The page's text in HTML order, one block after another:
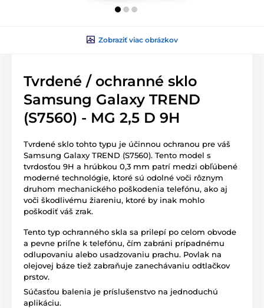
Zobraziť viac obrázkov
Tvrdené / ochranné sklo
Samsung Galaxy TREND
(S7560) - MG 2,5 D 9H
Tvrdené sklo tohto typu je účinnou ochranou pre váš
Samsung Galaxy TREND (S7560). Tento model s
tvrdosťou 9H a hrúbkou 0,3 mm patrí medzi obľúbené
moderné technológie, ktoré sú odolné voči rôznym
druhom mechanického poškodenia telefónu, ako aj
voči škodlivému žiareniu, ktoré by inak mohlo
poškodiť váš zrak.
Tento typ ochranného skla sa prilepí po celom obvode
a pevne priľne k telefónu, čím zabráni prípadnému
odlupovaniu alebo usadzovaniu prachu. Povlak na
olejovej báze tiež zabraňuje zanechávaniu odtlačkov
prstov.
Súčasťou balenia je príslušenstvo na jednoduchú
aplikáciu.